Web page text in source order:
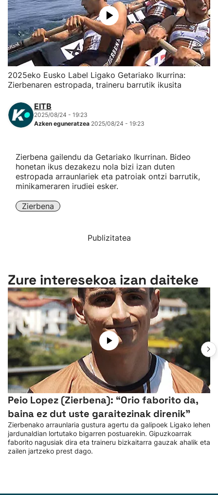
Herri-kirolak
Eskubaloia
Kirolak 360
Mendi-lasterketak
"Helmuga"
2025eko Eusko Label Ligako Getariako Ikurrina:
Zierbenaren estropada, traineru barrutik ikusita
EITB
2025/08/24 - 19:23
Azken eguneratzea 2025/08/24 - 19:23
Zierbena gailendu da Getariako Ikurrinan. Bideo
honetan ikus dezakezu nola bizi izan duten
estropada arraunlariek eta patroiak ontzi barrutik,
minikameraren irudiei esker.
Zierbena
Publizitatea
Zure interesekoa izan daiteke
Peio Lopez (Zierbena): “Orio faborito da,
baina ez dut uste garaitezinak direnik"
Zierbenako arraunlaria gustura agertu da galipoek Ligako lehen
jardunaldian lortutako bigarren postuarekin. Gipuzkoarrak
faborito nagusiak dira eta traineru bizkaitarra gauzak ahalik eta
zailen jartzeko prest dago.